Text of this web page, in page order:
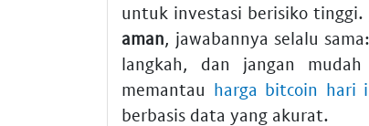
untuk investasi berisiko
aman, jawabannya selalu
langkah, dan jangan
memantau harga bitcoin hari
berbasis data yang akurat.